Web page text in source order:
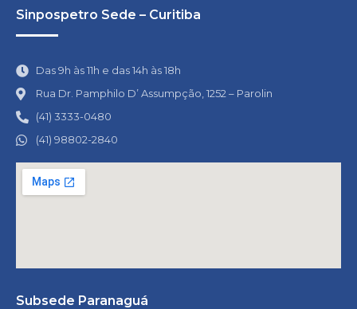
Sinpospetro Sede – Curitiba
Das 9h às 11h e das 14h às 18h
Rua Dr. Pamphilo D’ Assumpção, 1252 – Parolin
(41) 3333-0480
(41) 98802-2840
Subsede Paranaguá